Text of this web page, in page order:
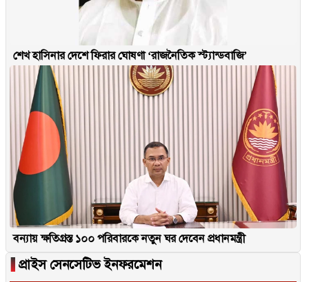
শেখ হাসিনার দেশে ফিরার ঘোষণা ‘রাজনৈতিক স্ট্যান্ডবাজি’
বন্যায় ক্ষতিগ্রস্ত ১০০ পরিবারকে নতুন ঘর দেবেন প্রধানমন্ত্রী
▐ প্রাইস সেনসেটিভ ইনফরমেশন